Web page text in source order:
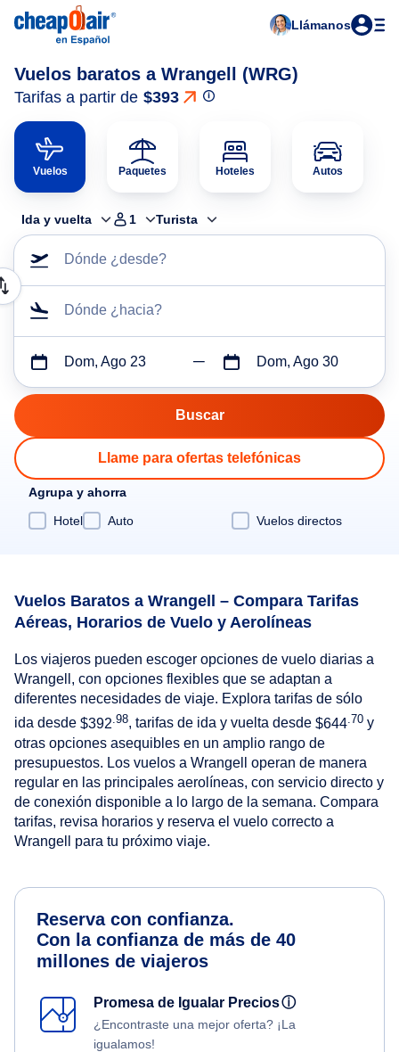
Llámanos
Vuelos baratos a Wrangell (WRG)
Tarifas a partir de $393
Vuelos Paquetes Hoteles Autos
Ida y vuelta 1 Turista
Dónde ¿desde?
Dónde ¿hacia?
Dom, Ago 23 Dom, Ago 30
Llame para ofertas telefónicas
Agrupa y ahorra
Hotel
Auto Vuelos directos
Vuelos Baratos a Wrangell – Compara Tarifas
Aéreas, Horarios de Vuelo y Aerolíneas
Los viajeros pueden escoger opciones de vuelo diarias a
Wrangell, con opciones flexibles que se adaptan a
diferentes necesidades de viaje. Explora tarifas de sólo
ida desde $392 .98, tarifas de ida y vuelta desde $644 .70 y
otras opciones asequibles en un amplio rango de
presupuestos. Los vuelos a Wrangell operan de manera
regular en las principales aerolíneas, con servicio directo y
de conexión disponible a lo largo de la semana. Compara
tarifas, revisa horarios y reserva el vuelo correcto a
Wrangell para tu próximo viaje.
Reserva con confianza.
Con la confianza de más de 40
millones de viajeros
Promesa de Igualar Preciosⓘ
¿Encontraste una mejor oferta? ¡La
igualamos!